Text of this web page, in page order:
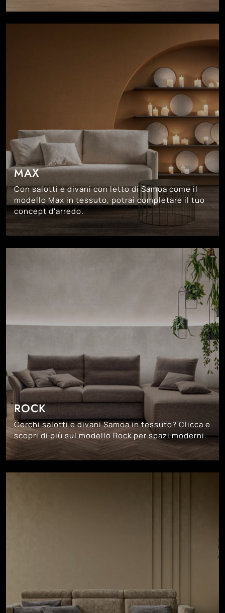
MAX
Con salotti e divani con letto di Samoa come il
modello Max in tessuto, potrai completare il tuo
concept d'arredo.
ROCK
Cerchi salotti e divani Samoa in tessuto? Clicca e
scopri di più sul modello Rock per spazi moderni.